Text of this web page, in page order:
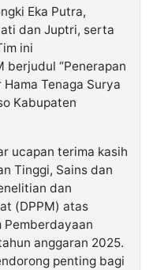
Eka Putra,
dan Juptri, serta
ini
berjudul “Penerapan
Tenaga Surya
Kabupaten
ucapan terima kasih
Tinggi, Sains dan
dan
(DPPM) atas
Pemberdayaan
anggaran 2025.
penting bagi